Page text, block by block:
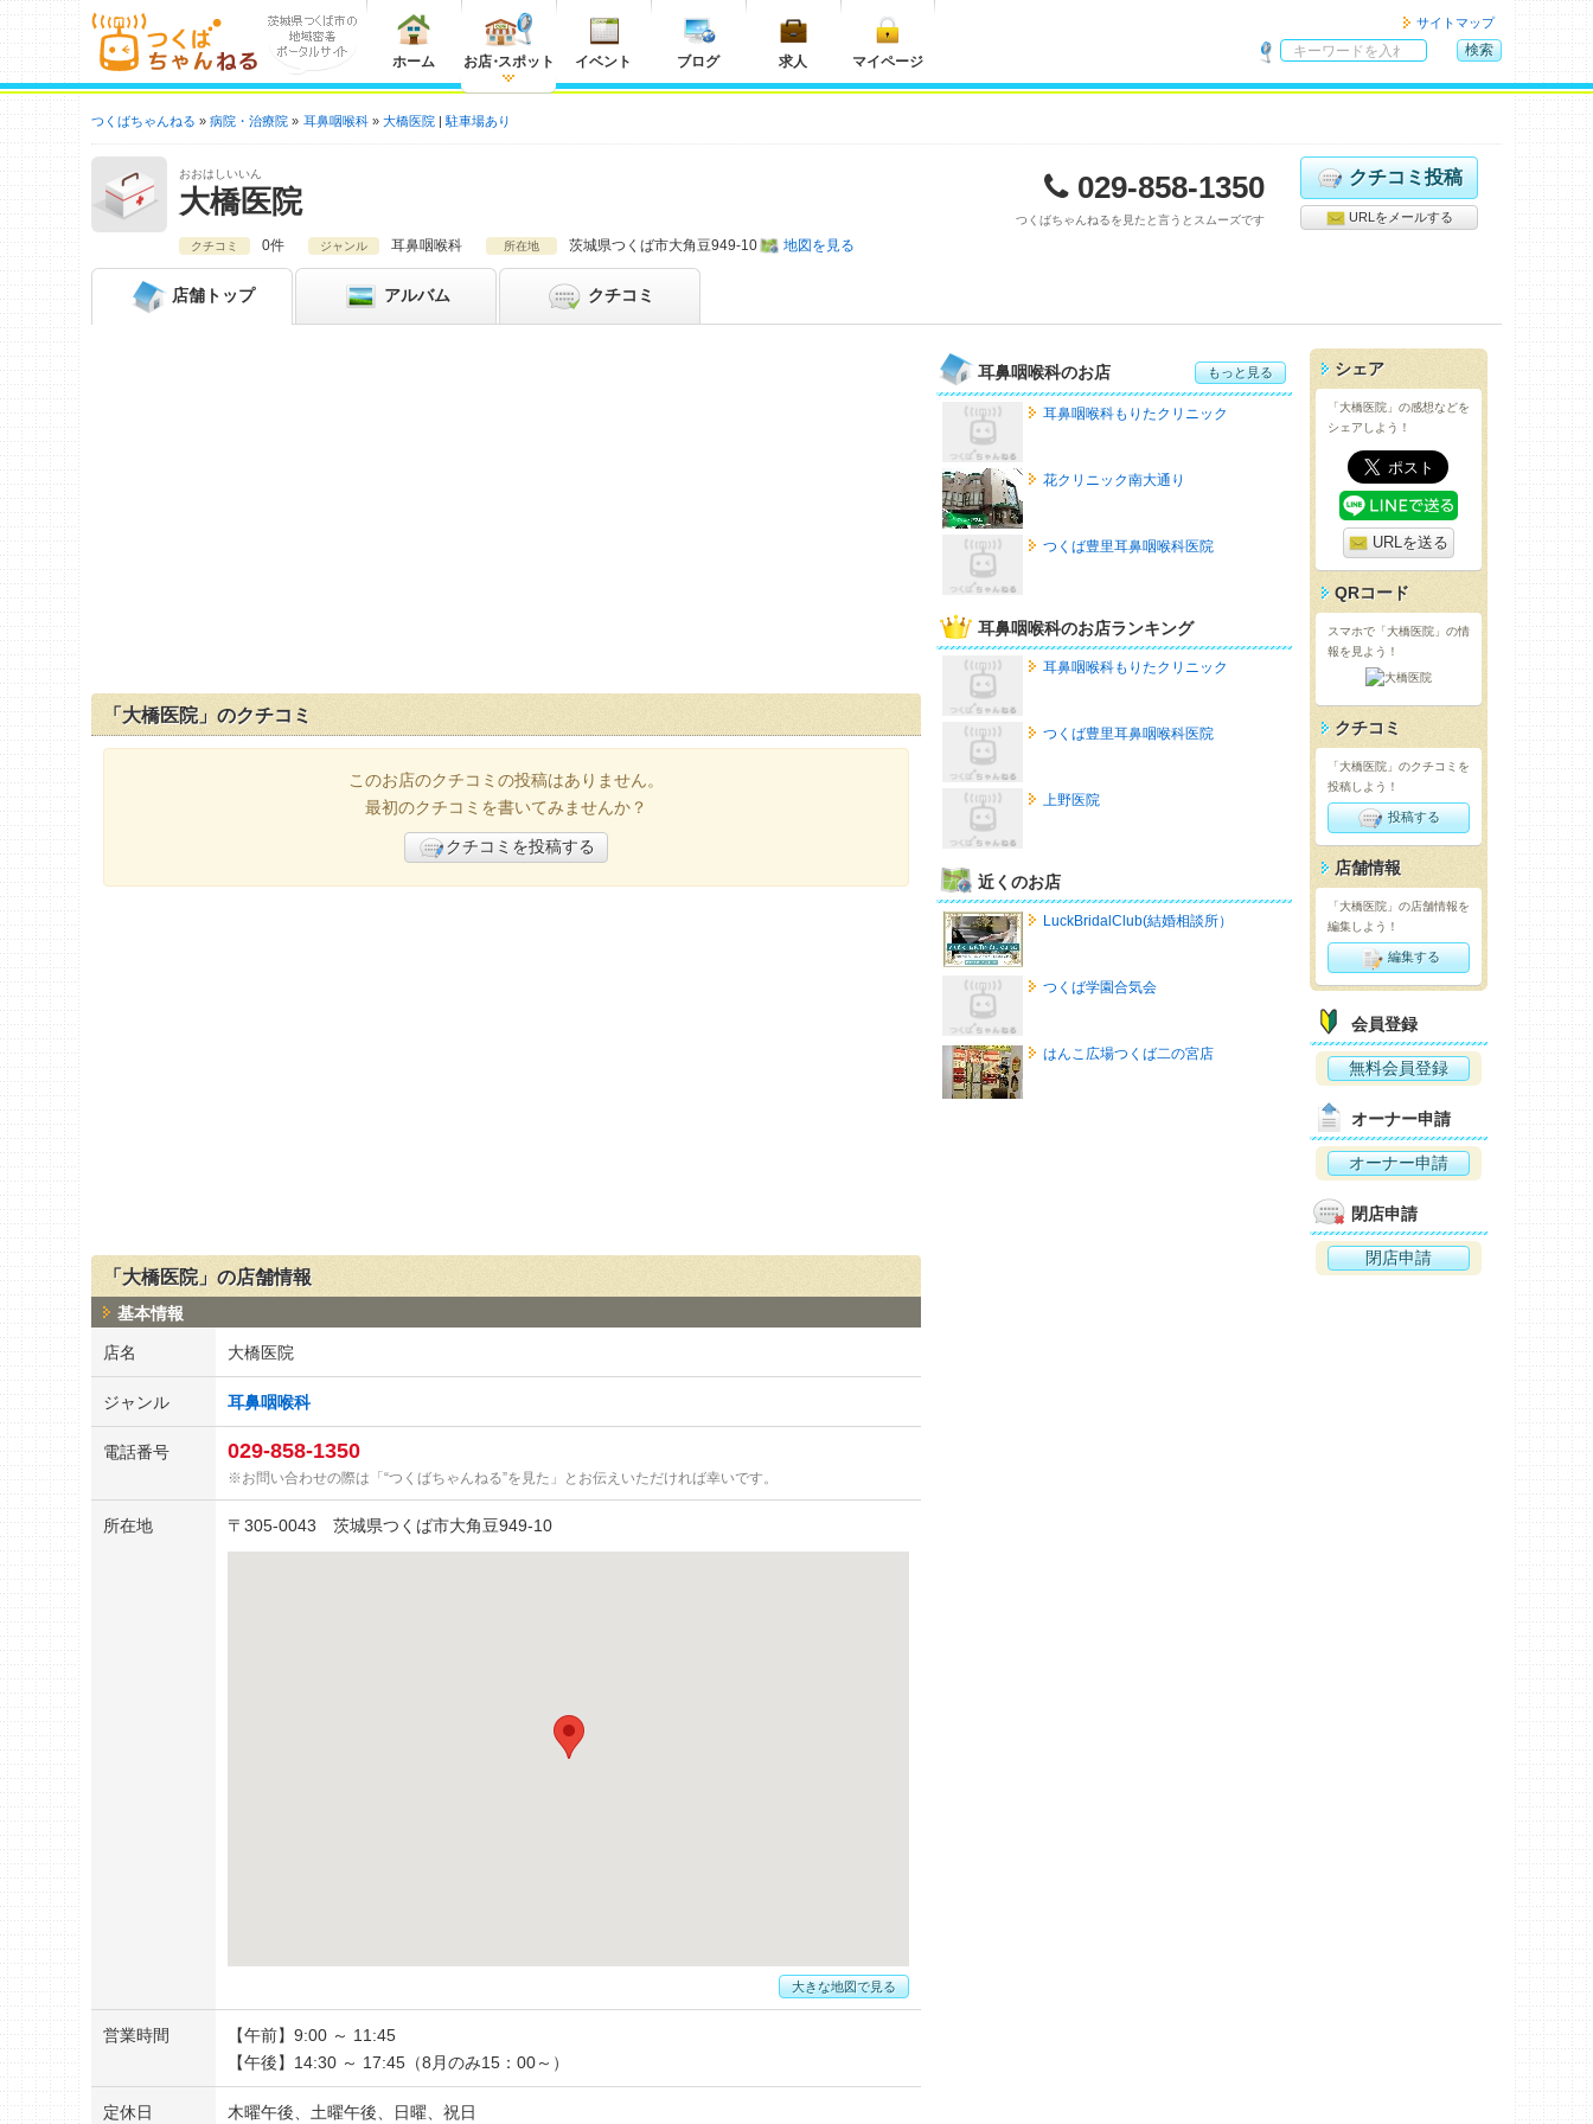
ホーム お店・スポット イベント ブログ 求人 マイページ
サイトマップ
内
索
検索
つくばちゃんねる 病院・治療院 耳鼻咽喉科 大橋医院 駐車場あり
おおはしいいん
大橋医院 029-858-1350
つくばちゃんねるを見たと言うとスムーズです
クチコミ投稿
URLをメールする
クチコミ 0件 ジャンル 耳鼻咽喉科 所在地 茨城県つくば市大角豆949-10 地図を見る
店舗 トップ アルバム クチコミ
「大橋医院」のクチコミ
このお店のクチコミの投稿はありません。
最初のクチコミを書いてみませんか？
クチコミを投稿する
「大橋医院」の店舗情報
基本情報
店名 大橋医院
ジャンル 耳鼻咽喉科
電話番号 029-858-1350
お問い合わせの際は「“つくばちゃんねる”を見た」とお伝えいただければ幸いです。
所在地 〒 305-0043 茨城県つくば市大角豆949-10
大きな地図で見る
営業時間
【午前】9:00 ～ 11:45
【午後】14:30 ～ 17:45（8月のみ15：00～）
定休日 木曜午後、土曜午後、日曜、祝日
耳鼻咽喉科のお店 もっと見る
耳鼻咽喉科もりたクリニック
花クリニック南大通り
つくば豊里耳鼻咽喉科医院
耳鼻咽喉科のお店ランキング
耳鼻咽喉科もりたクリニック
つくば豊里耳鼻咽喉科医院
上野医院
近くのお店
LuckBridalClub(結婚相談所）
つくば学園合気会
はんこ広場つくば二の宮店
シェア
「大橋医院」の感想などを
シェアしよう！
URLを送る
QRコード
スマホで「大橋医院」の情
報を見よう！
クチコミ
「大橋医院」のクチコミを
投稿しよう！
投稿する
店舗情報
「大橋医院」の店舗情報を
編集しよう！
編集する
会員登録
無料会員登録
オーナー申請
オーナー申請
閉店申請
閉店申請